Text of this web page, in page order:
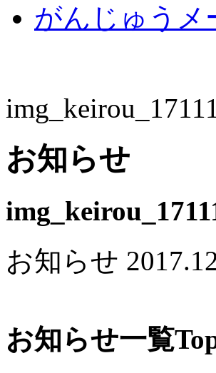
がんじゅうメ
お知らせ
お知らせ
お知らせ一覧